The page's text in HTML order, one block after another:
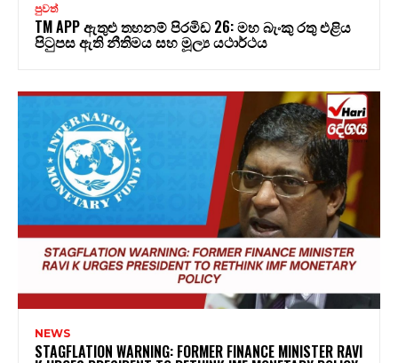
පුවත්
TM APP ඇතුළු තහනම් පිරමිඩ 26: මහ බැංකු රතු එළිය
පිටුපස ඇති නීතිමය සහ මූල්‍ය යථාර්ථය
NEWS
STAGFLATION WARNING: FORMER FINANCE MINISTER RAVI